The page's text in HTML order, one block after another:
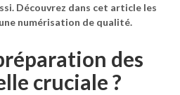
Découvrez dans cet article les
numérisation de qualité.
des
cruciale ?